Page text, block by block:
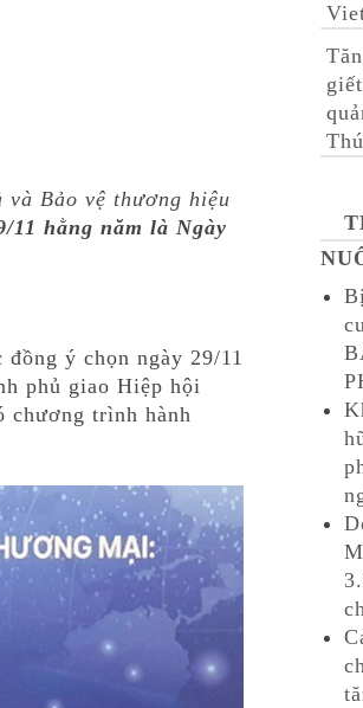
Bảo vệ thương hiệu
11 hằng năm là Ngày
ý chọn ngày 29/11
phủ giao Hiệp hội
chương trình hành